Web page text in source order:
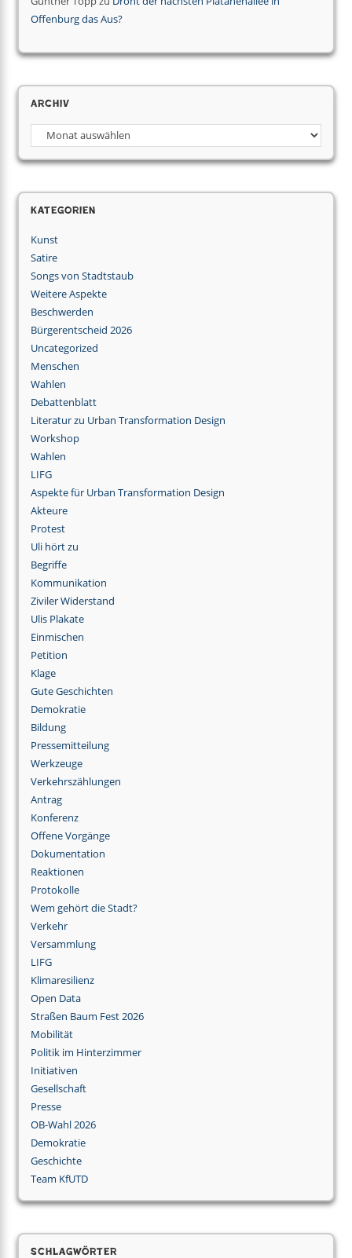
Offenburg das Aus?
Archiv
Kategorien
Kunst
Satire
Songs von Stadtstaub
Weitere Aspekte
Beschwerden
Bürgerentscheid 2026
Uncategorized
Menschen
Wahlen
Debattenblatt
Literatur zu Urban Transformation Design
Workshop
Wahlen
LIFG
Aspekte für Urban Transformation Design
Akteure
Protest
Uli hört zu
Begriffe
Kommunikation
Ziviler Widerstand
Ulis Plakate
Einmischen
Petition
Klage
Gute Geschichten
Demokratie
Bildung
Pressemitteilung
Werkzeuge
Verkehrszählungen
Antrag
Konferenz
Offene Vorgänge
Dokumentation
Reaktionen
Protokolle
Wem gehört die Stadt?
Verkehr
Versammlung
LIFG
Klimaresilienz
Open Data
Straßen Baum Fest 2026
Mobilität
Politik im Hinterzimmer
Initiativen
Gesellschaft
Presse
OB-Wahl 2026
Demokratie
Geschichte
Team KfUTD
Schlagwörter